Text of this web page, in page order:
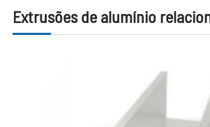
Extrusões de alumínio